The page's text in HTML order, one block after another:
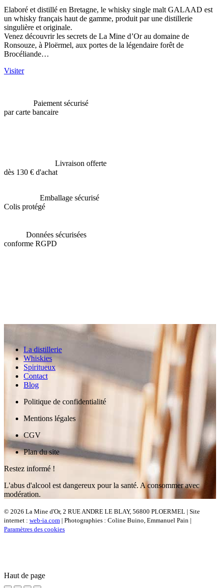
Elaboré et distillé en Bretagne, le whisky single malt GALAAD est
un whisky français haut de gamme, produit par une distillerie
singulière et originale.
Venez découvrir les secrets de La Mine d’Or au domaine de
Ronsouze, à Ploërmel, aux portes de la légendaire forêt de
Brocéliande…
Visiter
Paiement sécurisé
par carte bancaire
Livraison offerte
dès 130 € d'achat
Emballage sécurisé
Colis protégé
Données sécurisées
conforme RGPD
La distillerie
Whiskies
Spiritueux
Contact
Blog
Politique de confidentialité
Mentions légales
CGV
Plan du site
Restez informé !
L'abus d'alcool est dangereux pour la santé. A consommer avec
modération.
© 2026 La Mine d'Or, 2 RUE ANDRE LE BLAY, 56800 PLOERMEL | Site
internet : web-ia.com | Photographies : Coline Buino, Emmanuel Pain |
Paramètres des cookies
Haut de page